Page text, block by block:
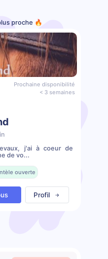
proche 🔥
Prochaine disponibilité
< 3 semaines
j'ai à coeur de
de vo...
ouverte
Profil